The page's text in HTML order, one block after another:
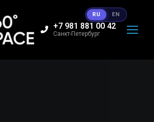
+7 981 881 00 42
Санкт-Петербург
RU EN